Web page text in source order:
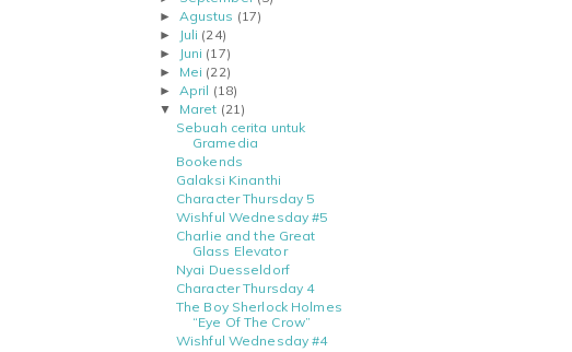
► Agustus (17)
► Juli (24)
► Juni (17)
► Mei (22)
► April (18)
▼ Maret (21)
Sebuah cerita untuk
Gramedia
Bookends
Galaksi Kinanthi
Character Thursday 5
Wishful Wednesday #5
Charlie and the Great
Glass Elevator
Nyai Duesseldorf
Character Thursday 4
The Boy Sherlock Holmes
“Eye Of The Crow”
Wishful Wednesday #4